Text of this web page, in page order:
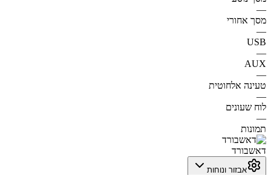
—
מסך אחורי
—
USB
—
AUX
—
טעינה אלחוטית
—
לוח שעונים
—
תמונות
דאשבורד
אבזור ונוחות